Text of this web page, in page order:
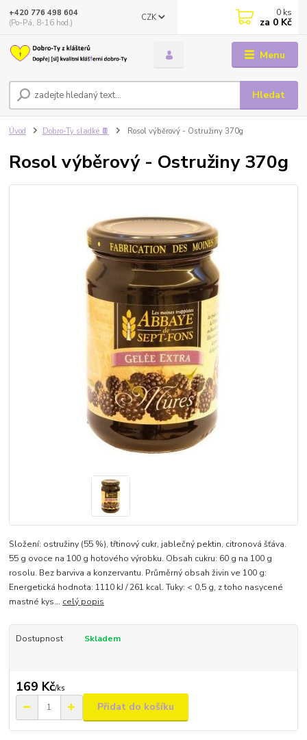
Menu
CZK
Hledat
+420 776 498 604
(Po-Pá, 8-16 hod.)
0 ks
za 0 Kč
Úvod Dobro-Ty sladké 🍫 Rosol výběrový - Ostružiny 370g
Rosol výběrový - Ostružiny 370g
Složení: ostružiny (55 %), třtinový cukr, jablečný pektin, citronová šťáva.
55 g ovoce na 100 g hotového výrobku. Obsah cukru: 60 g na 100 g
rosolu. Bez barviva a konzervantu. Průměrný obsah živin ve 100 g:
Energetická hodnota: 1110 kJ / 261 kcal. Tuky: < 0,5 g, z toho nasycené
mastné kys... celý popis
Dostupnost Skladem
169 Kč/ks
Přidat do košíku